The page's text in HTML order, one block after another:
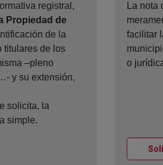
registral,
Propiedad de
de la
titulares de los
–pleno
y su extensión,
solicita, la
simple.
La
facilitar
o